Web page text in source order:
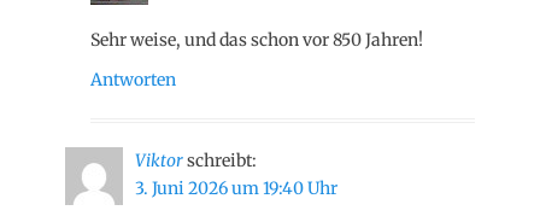
Sehr weise, und das schon vor 850 Jahren!
Antworten
Viktorschreibt:
3. Juni 2026 um 19:40 Uhr